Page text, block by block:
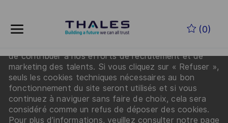
(0)
-
acceptez que Thales et ses partenaires déposent
des cookies sur votre appareil afin d’améliorer la
de contribuer à nos efforts de recrutement et de
marketing des talents. Si vous cliquez sur « Refuser »,
seuls les cookies techniques nécessaires au bon
fonctionnement du site seront utilisés et si vous
continuez à naviguer sans faire de choix, cela sera
considéré comme un refus de déposer des cookies.
Pour plus d’informations, veuillez consulter notre page